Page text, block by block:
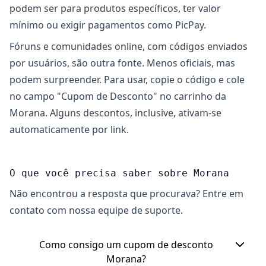
podem ser para produtos específicos, ter valor
mínimo ou exigir pagamentos como PicPay.
Fóruns e comunidades online, com códigos enviados
por usuários, são outra fonte. Menos oficiais, mas
podem surpreender. Para usar, copie o código e cole
no campo "Cupom de Desconto" no carrinho da
Morana. Alguns descontos, inclusive, ativam-se
automaticamente por link.
O que você precisa saber sobre Morana
Não encontrou a resposta que procurava? Entre em
contato com nossa equipe de suporte.
Como consigo um cupom de desconto
Morana?